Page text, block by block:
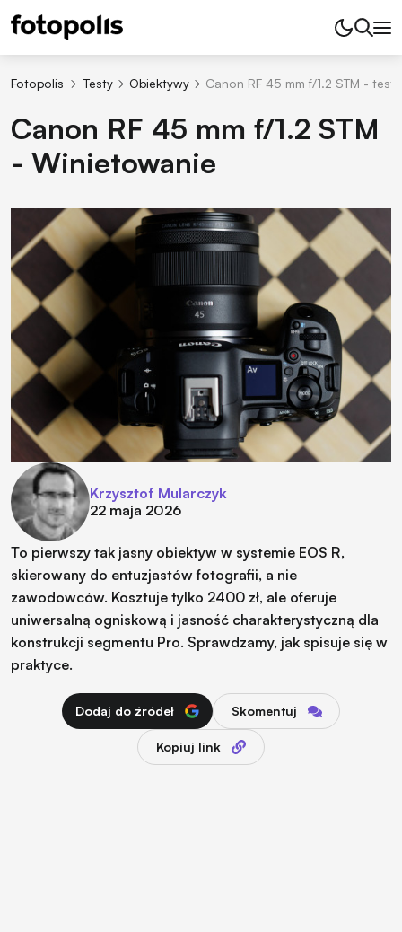
Fotopolis Testy Obiektywy Canon RF 45 mm f/1.2 STM -
Canon RF 45 mm f/1.2 STM
- Winietowanie
Krzysztof Mularczyk
22 maja 2026
To pierwszy tak jasny obiektyw w systemie EOS R,
skierowany do entuzjastów fotografii, a nie
zawodowców. Kosztuje tylko 2400 zł, ale oferuje
uniwersalną ogniskową i jasność charakterystyczną dla
konstrukcji segmentu Pro. Sprawdzamy, jak spisuje się w
praktyce.
Dodaj do źródeł Skomentuj
Kopiuj link